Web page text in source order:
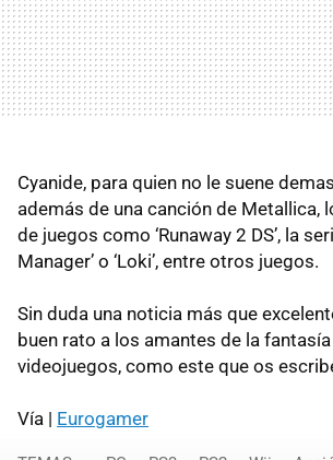
Cyanide, para quien no le suene
además de una canción de Metallica,
de juegos como ‘Runaway 2 DS’, la
Manager’ o ‘Loki’, entre otros juegos.
Sin duda una noticia más que
buen rato a los amantes de la
videojuegos, como este que os
Vía | Eurogamer